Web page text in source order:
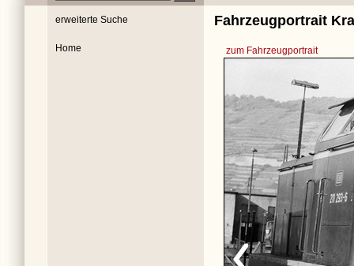
erweiterte Suche
Home
Fahrzeugportrait
zum Fahrzeugportrait